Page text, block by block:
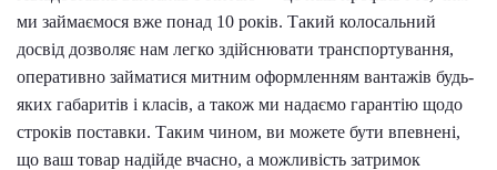
ми займаємося вже понад 10 років. Такий колосальний
досвід дозволяє нам легко здійснювати транспортування,
оперативно займатися митним оформленням вантажів будь-
яких габаритів і класів, а також ми надаємо гарантію щодо
строків поставки. Таким чином, ви можете бути впевнені,
що ваш товар надійде вчасно, а можливість затримок